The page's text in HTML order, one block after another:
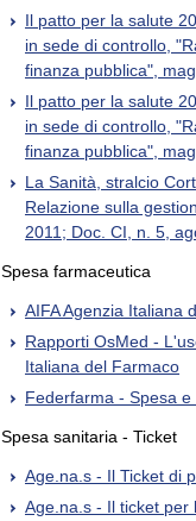
Il patto per la salute
in sede di controllo,
finanza pubblica",
Il patto per la salute
in sede di controllo,
finanza pubblica",
La Sanità, stralcio
Relazione sulla
2011; Doc. CI, n. 5,
Spesa farmaceutica
AIFA Agenzia Italiana
Rapporti OsMed -
Italiana del Farmaco
Federfarma - Spesa
Spesa sanitaria - Ticket
Age.na.s - Il Ticket di
Age.na.s - Il ticket per